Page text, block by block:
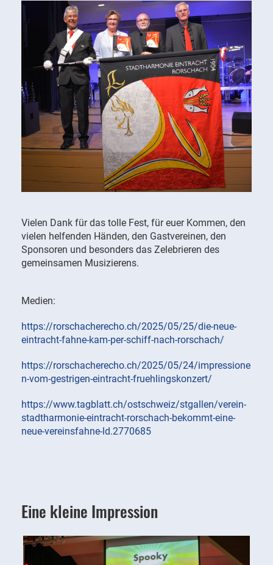
Vielen Dank für das tolle Fest, für euer Kommen, den
vielen helfenden Händen, den Gastvereinen, den
Sponsoren und besonders das Zelebrieren des
gemeinsamen Musizierens.
Medien:
https://rorschacherecho.ch/2025/05/25/die-neue-
eintracht-fahne-kam-per-schiff-nach-rorschach/
https://rorschacherecho.ch/2025/05/24/impressione
n-vom-gestrigen-eintracht-fruehlingskonzert/
https://www.tagblatt.ch/ostschweiz/stgallen/verein-
stadtharmonie-eintracht-rorschach-bekommt-eine-
neue-vereinsfahne-ld.2770685
Eine kleine Impression